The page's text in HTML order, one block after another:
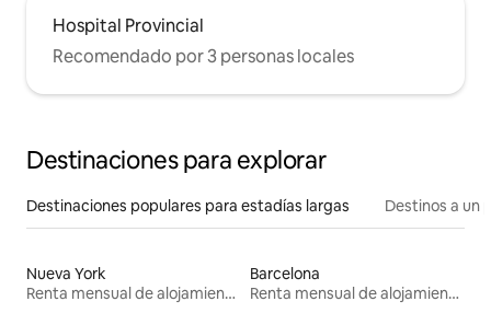
Hospital Provincial
Recomendado por 3 personas locales
Destinaciones para explorar
Destinaciones populares para estadías largas Destinos a un
Nueva York
Renta mensual de alojamientos
Barcelona
Renta mensual de alojamientos